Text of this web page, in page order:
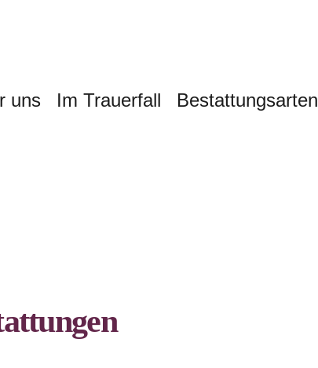
uns Im Trauerfall Bestattungsarten